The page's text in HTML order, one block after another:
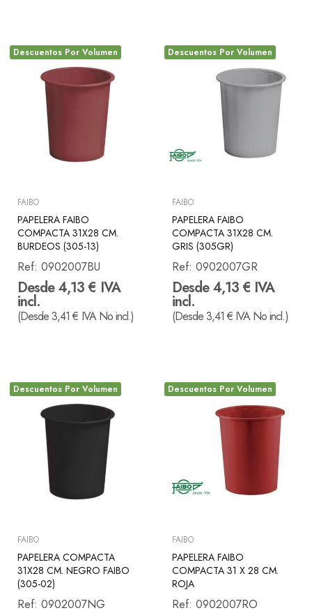
Descuentos Por Volumen
FAIBO
PAPELERA FAIBO
COMPACTA 31X28 CM.
BURDEOS (305-13)
Ref: 0902007BU
Desde 4,13 € IVA
incl.
(Desde 3,41 € IVA No incl.)
Descuentos Por Volumen
FAIBO
PAPELERA FAIBO
COMPACTA 31X28 CM.
GRIS (305GR)
Ref: 0902007GR
Desde 4,13 € IVA
incl.
(Desde 3,41 € IVA No incl.)
Descuentos Por Volumen
FAIBO
PAPELERA COMPACTA
31X28 CM. NEGRO FAIBO
(305-02)
Ref: 0902007NG
Descuentos Por Volumen
FAIBO
PAPELERA FAIBO
COMPACTA 31 X 28 CM.
ROJA
Ref: 0902007RO